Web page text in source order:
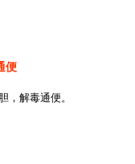
便
，解毒通便。